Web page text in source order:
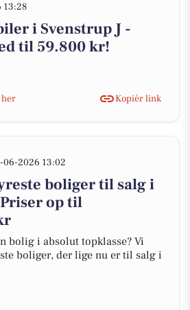
13:28
i Svenstrup J -
til 59.800 kr!
Kopiér link
06-2026 13:02
boliger til salg i
op til
bolig i absolut topklasse? Vi
boliger, der lige nu er til salg i